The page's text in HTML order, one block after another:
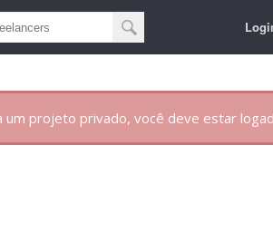
projeto privado, você deve estar